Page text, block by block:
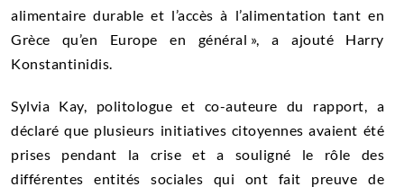
alimentaire durable et l’accès à l’alimentation tant en
Grèce qu’en Europe en général », a ajouté Harry
Konstantinidis.
Sylvia Kay, politologue et co-auteure du rapport, a
déclaré que plusieurs initiatives citoyennes avaient été
prises pendant la crise et a souligné le rôle des
différentes entités sociales qui ont fait preuve de